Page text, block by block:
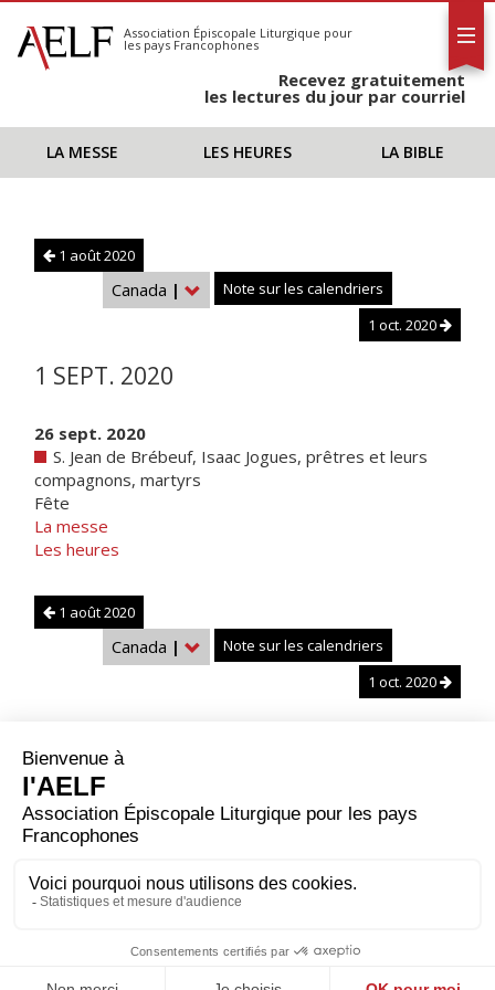
S'abonner
Calendrier
Association Épiscopale Liturgique pour
les pays Francophones
Recevez gratuitement
les lectures du jour par courriel
LA MESSE LES HEURES LA BIBLE
1 août 2020
Canada |
Note sur les calendriers
1 oct. 2020
1 SEPT. 2020
26 sept. 2020
S. Jean de Brébeuf, Isaac Jogues, prêtres et leurs
compagnons, martyrs
Fête
La messe
Les heures
1 août 2020
Canada |
Note sur les calendriers
1 oct. 2020